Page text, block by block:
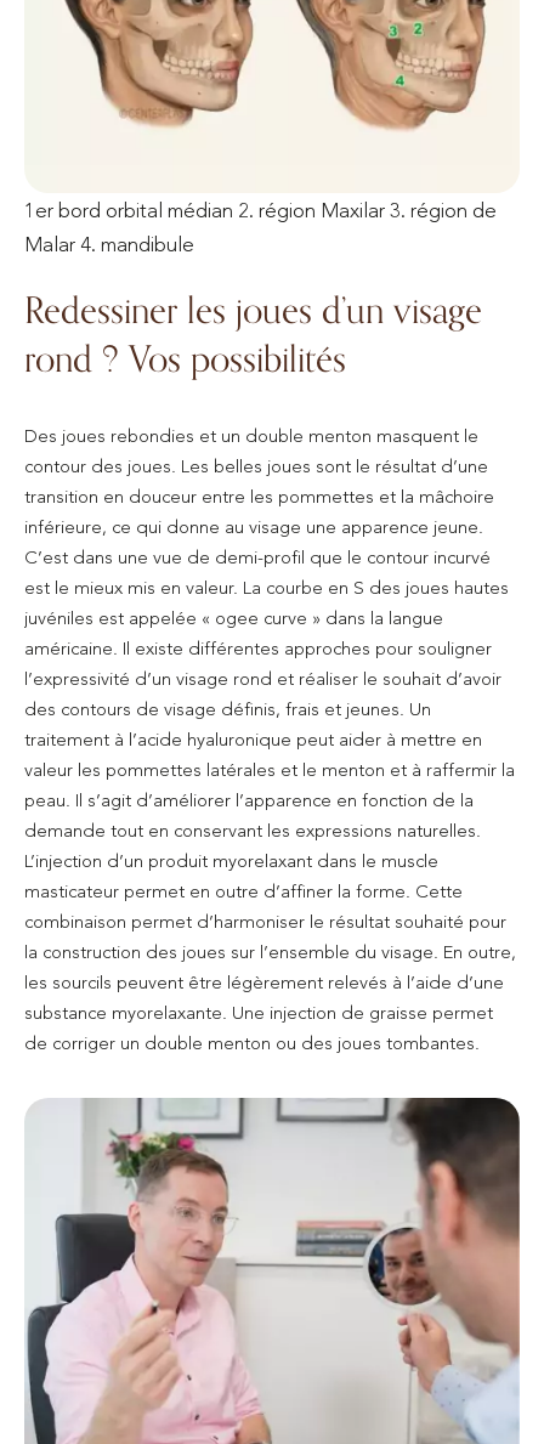
1er bord orbital médian 2. région Maxilar 3. région de
Malar 4. mandibule
Redessiner les joues d’un visage
rond ? Vos possibilités
Des joues rebondies et un double menton masquent le
contour des joues. Les belles joues sont le résultat d’une
transition en douceur entre les pommettes et la mâchoire
inférieure, ce qui donne au visage une apparence jeune.
C’est dans une vue de demi-profil que le contour incurvé
est le mieux mis en valeur. La courbe en S des joues hautes
juvéniles est appelée « ogee curve » dans la langue
américaine. Il existe différentes approches pour souligner
l’expressivité d’un visage rond et réaliser le souhait d’avoir
des contours de visage définis, frais et jeunes. Un
traitement à l’acide hyaluronique peut aider à mettre en
valeur les pommettes latérales et le menton et à raffermir la
peau. Il s’agit d’améliorer l’apparence en fonction de la
demande tout en conservant les expressions naturelles.
L’injection d’un produit myorelaxant dans le muscle
masticateur permet en outre d’affiner la forme. Cette
combinaison permet d’harmoniser le résultat souhaité pour
la construction des joues sur l’ensemble du visage. En outre,
les sourcils peuvent être légèrement relevés à l’aide d’une
substance myorelaxante. Une injection de graisse permet
de corriger un double menton ou des joues tombantes.